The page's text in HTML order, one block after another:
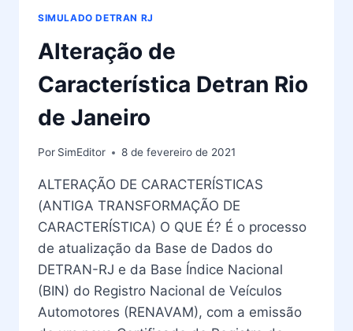
SIMULADO DETRAN RJ
Alteração de
Característica Detran Rio
de Janeiro
Por SimEditor 8 de fevereiro de 2021
ALTERAÇÃO DE CARACTERÍSTICAS
(ANTIGA TRANSFORMAÇÃO DE
CARACTERÍSTICA) O QUE É? É o processo
de atualização da Base de Dados do
DETRAN-RJ e da Base Índice Nacional
(BIN) do Registro Nacional de Veículos
Automotores (RENAVAM), com a emissão